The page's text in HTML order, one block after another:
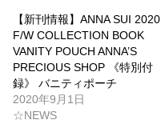
【新刊情報】ANNA SUI 2020
F/W COLLECTION BOOK
VANITY POUCH ANNA’S
PRECIOUS SHOP 《特別付
録》 バニティポーチ
2020年9月1日
☆NEWS